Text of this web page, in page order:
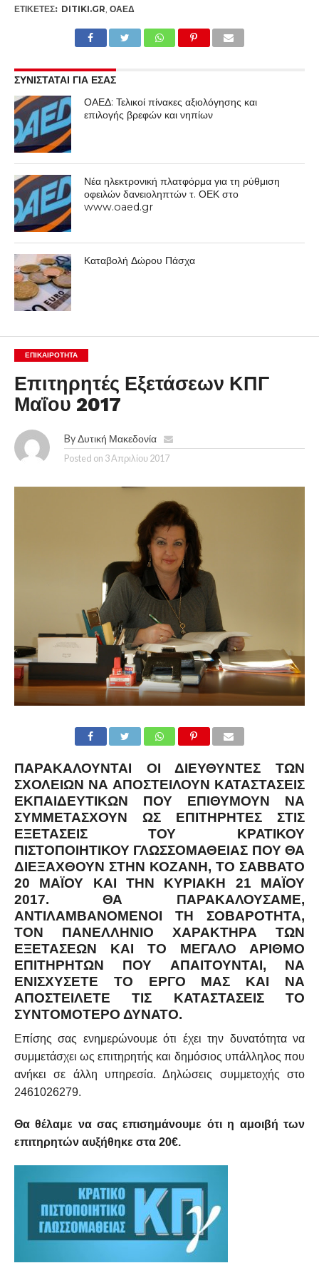
ΕΤΙΚΕΤΕΣ: DITIKI.GR, ΟΑΕΔ
ΣΥΝΙΣΤΑΤΑΙ ΓΙΑ ΕΣΑΣ
ΟΑΕΔ: Τελικοί πίνακες αξιολόγησης και
επιλογής βρεφών και νηπίων
Νέα ηλεκτρονική πλατφόρμα για τη ρύθμιση
οφειλών δανειοληπτών τ. ΟΕΚ στο
www.oaed.gr
Καταβολή Δώρου Πάσχα
ΕΠΙΚΑΙΡΟΤΗΤΑ
Επιτηρητές Εξετάσεων ΚΠΓ
Μαΐου 2017
By Δυτική Μακεδονία
Posted on 3 Απριλίου 2017
ΠΑΡΑΚΑΛΟΎΝΤΑΙ ΟΙ ΔΙΕΥΘΥΝΤΈΣ ΤΩΝ
ΣΧΟΛΕΊΩΝ ΝΑ ΑΠΟΣΤΕΊΛΟΥΝ ΚΑΤΑΣΤΆΣΕΙΣ
ΕΚΠΑΙΔΕΥΤΙΚΏΝ ΠΟΥ ΕΠΙΘΥΜΟΎΝ ΝΑ
ΣΥΜΜΕΤΆΣΧΟΥΝ ΩΣ ΕΠΙΤΗΡΗΤΈΣ ΣΤΙΣ
ΕΞΕΤΆΣΕΙΣ ΤΟΥ ΚΡΑΤΙΚΟΎ
ΠΙΣΤΟΠΟΙΗΤΙΚΟΎ ΓΛΩΣΣΟΜΆΘΕΙΑΣ ΠΟΥ ΘΑ
ΔΙΕΞΑΧΘΟΎΝ ΣΤΗΝ ΚΟΖΆΝΗ, ΤΟΣΆΒΒΑΤΟ
20 ΜΑΪ́ΟΥ ΚΑΙ ΤΗΝ ΚΥΡΙΑΚΉ 21 ΜΑΪ́ΟΥ
2017. ΘΑ ΠΑΡΑΚΑΛΟΎΣΑΜΕ,
ΑΝΤΙΛΑΜΒΑΝΌΜΕΝΟΙ ΤΗ ΣΟΒΑΡΌΤΗΤΑ,
ΤΟΝ ΠΑΝΕΛΛΉΝΙΟ ΧΑΡΑΚΤΉΡΑ ΤΩΝ
ΕΞΕΤΆΣΕΩΝ ΚΑΙ ΤΟ ΜΕΓΆΛΟ ΑΡΙΘΜΌ
ΕΠΙΤΗΡΗΤΏΝ ΠΟΥ ΑΠΑΙΤΟΎΝΤΑΙ, ΝΑ
ΕΝΙΣΧΎΣΕΤΕ ΤΟ ΈΡΓΟ ΜΑΣ ΚΑΙ ΝΑ
ΑΠΟΣΤΕΊΛΕΤΕ ΤΙΣ ΚΑΤΑΣΤΆΣΕΙΣ ΤΟ
ΣΥΝΤΟΜΌΤΕΡΟ ΔΥΝΑΤΌ.
Επίσης σας ενημερώνουμε ότι έχει την δυνατότητα να
συμμετάσχει ως επιτηρητής και δημόσιος υπάλληλος που
ανήκει σε άλλη υπηρεσία. Δηλώσεις συμμετοχής στο
2461026279.
Θα θέλαμε να σας επισημάνουμε ότι η αμοιβή των
επιτηρητών αυξήθηκε στα 20€.